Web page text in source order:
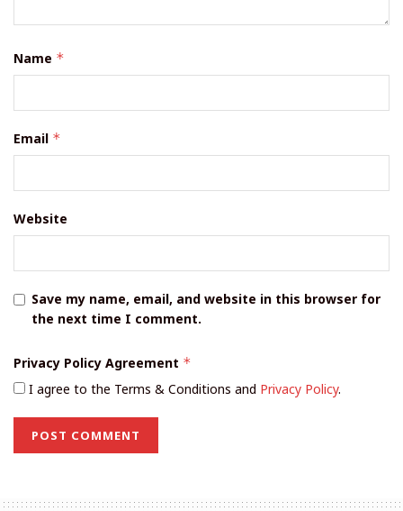
Name *
Email *
Website
Save my name, email, and website in this browser for
the next time I comment.
Privacy Policy Agreement *
I agree to the Terms & Conditions and Privacy Policy.